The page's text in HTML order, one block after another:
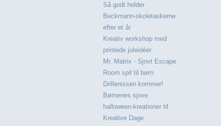
Så godt holder
Beckmann-skoletaskerne
efter et år
Kreativ workshop med
printede juleidéer
Mr. Matrix - Sjovt Escape
Room spil til børn
Drillenissen kommer!
Børnenes sjove
halloween-kreationer til
Kreative Dage